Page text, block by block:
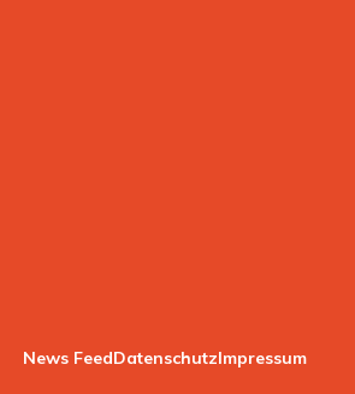
News FeedDatenschutzImpressum